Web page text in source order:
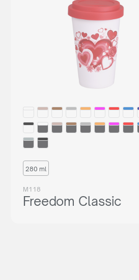
280 ml
M118
Freedom Classic